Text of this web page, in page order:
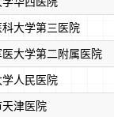
大学第三医院
大学第二附属医院
人民医院
天津医院